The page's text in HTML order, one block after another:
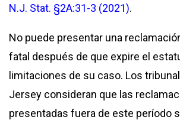
N.J. Stat. §2A:31-3 (2021).
No puede presentar una
fatal después de que expire el
limitaciones de su caso. Los
Jersey consideran que las
presentadas fuera de este período